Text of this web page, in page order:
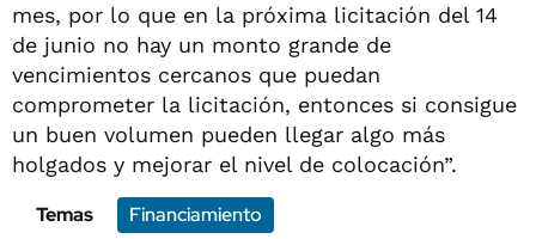
mes, por lo que en la próxima licitación del 14
de junio no hay un monto grande de
vencimientos cercanos que puedan
comprometer la licitación, entonces si consigue
un buen volumen pueden llegar algo más
holgados y mejorar el nivel de colocación”.
Temas
Financiamiento